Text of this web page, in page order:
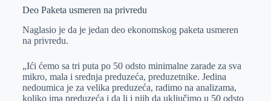
Deo Paketa usmeren na privredu
Naglasio je da je jedan deo ekonomskog paketa usmeren
na privredu.
„Ići ćemo sa tri puta po 50 odsto minimalne zarade za sva
mikro, mala i srednja preduzeća, preduzetnike. Jedina
nedoumica je za velika preduzeća, radimo na analizama,
koliko ima preduzeća i da li i njih da uključimo u 50 odsto